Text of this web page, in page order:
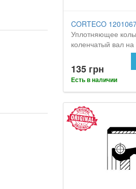
CORTECO
Уплотняющее
коленчатый вал на
135 грн
Есть в наличии